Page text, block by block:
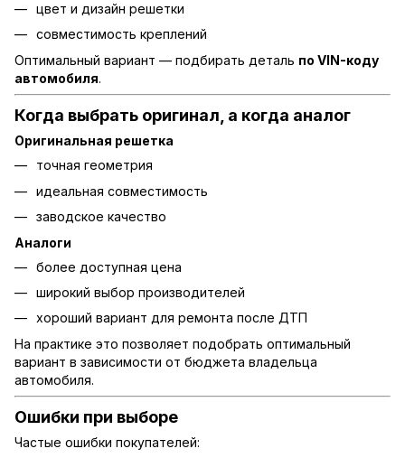
цвет и дизайн решетки
совместимость креплений
Оптимальный вариант — подбирать деталь по VIN-коду
автомобиля.
Когда выбрать оригинал, а когда аналог
Оригинальная решетка
точная геометрия
идеальная совместимость
заводское качество
Аналоги
более доступная цена
широкий выбор производителей
хороший вариант для ремонта после ДТП
На практике это позволяет подобрать оптимальный
вариант в зависимости от бюджета владельца
автомобиля.
Ошибки при выборе
Частые ошибки покупателей: